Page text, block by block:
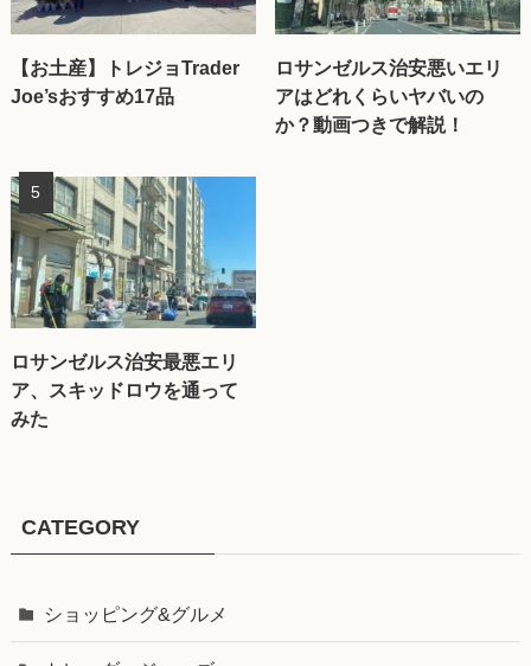
【お土産】トレジョTrader
Joe’sおすすめ17品
ロサンゼルス治安悪いエリ
アはどれくらいヤバいの
か？動画つきで解説！
ロサンゼルス治安最悪エリ
ア、スキッドロウを通って
みた
CATEGORY
ショッピング&グルメ